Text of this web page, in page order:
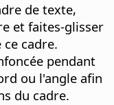
de texte,
et faites-glisser
cadre.
pendant
ou l'angle afin
du cadre.